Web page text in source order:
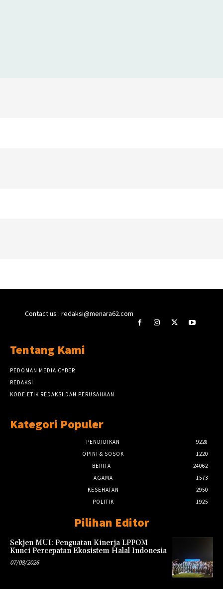
Contact us : redaksi@menara62.com
Tentang Kami
PEDOMAN MEDIA CYBER
REDAKSI
KODE ETIK REDAKSI DAN PERUSAHAAN
Kategori Populer
PENDIDIKAN
9228
OPINI & SOSOK
1220
BERITA
24062
AGAMA
1573
KESEHATAN
2950
POLITIK
1925
Pilihan Editor
Sekjen MUI: Penguatan Kinerja LPPOM
Kunci Percepatan Ekosistem Halal Indonesia
07/08/2026